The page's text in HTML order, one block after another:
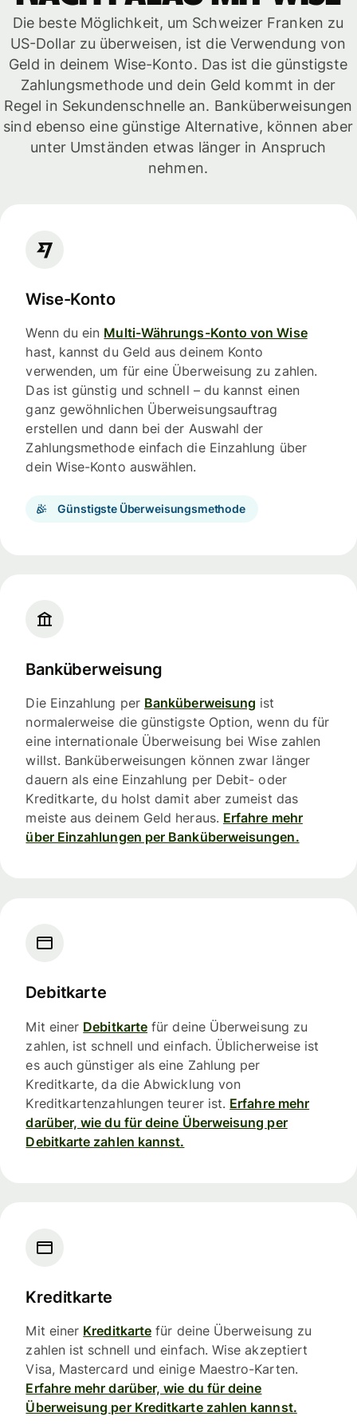
Die beste Möglichkeit, um Schweizer Franken zu
US-Dollar zu überweisen, ist die Verwendung von
Geld in deinem Wise-Konto. Das ist die günstigste
Zahlungsmethode und dein Geld kommt in der
Regel in Sekundenschnelle an. Banküberweisungen
sind ebenso eine günstige Alternative, können aber
unter Umständen etwas länger in Anspruch
nehmen.
Wise-Konto
Wenn du ein Multi-Währungs-Konto von Wise
hast, kannst du Geld aus deinem Konto
verwenden, um für eine Überweisung zu zahlen.
Das ist günstig und schnell – du kannst einen
ganz gewöhnlichen Überweisungsauftrag
erstellen und dann bei der Auswahl der
Zahlungsmethode einfach die Einzahlung über
dein Wise-Konto auswählen.
Günstigste Überweisungsmethode
Banküberweisung
Die Einzahlung per Banküberweisung ist
normalerweise die günstigste Option, wenn du für
eine internationale Überweisung bei Wise zahlen
willst. Banküberweisungen können zwar länger
dauern als eine Einzahlung per Debit- oder
Kreditkarte, du holst damit aber zumeist das
meiste aus deinem Geld heraus. Erfahre mehr
über Einzahlungen per Banküberweisungen.
Debitkarte
Mit einer Debitkarte für deine Überweisung zu
zahlen, ist schnell und einfach. Üblicherweise ist
es auch günstiger als eine Zahlung per
Kreditkarte, da die Abwicklung von
Kreditkartenzahlungen teurer ist. Erfahre mehr
darüber, wie du für deine Überweisung per
Debitkarte zahlen kannst.
Kreditkarte
Mit einer Kreditkarte für deine Überweisung zu
zahlen ist schnell und einfach. Wise akzeptiert
Visa, Mastercard und einige Maestro-Karten.
Erfahre mehr darüber, wie du für deine
Überweisung per Kreditkarte zahlen kannst.